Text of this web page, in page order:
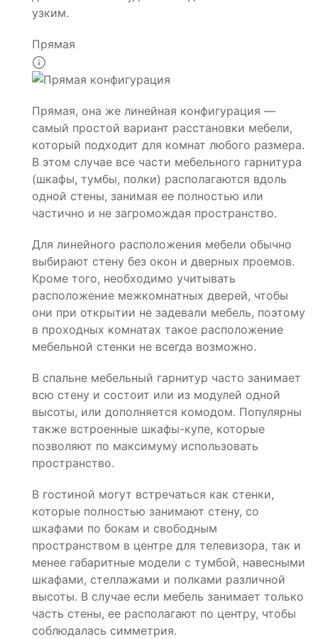
узким.
Прямая
Прямая, она же линейная конфигурация —
самый простой вариант расстановки мебели,
который подходит для комнат любого размера.
В этом случае все части мебельного гарнитура
(шкафы, тумбы, полки) располагаются вдоль
одной стены, занимая ее полностью или
частично и не загромождая пространство.
Для линейного расположения мебели обычно
выбирают стену без окон и дверных проемов.
Кроме того, необходимо учитывать
расположение межкомнатных дверей, чтобы
они при открытии не задевали мебель, поэтому
в проходных комнатах такое расположение
мебельной стенки не всегда возможно.
В спальне мебельный гарнитур часто занимает
всю стену и состоит или из модулей одной
высоты, или дополняется комодом. Популярны
также встроенные шкафы-купе, которые
позволяют по максимуму использовать
пространство.
В гостиной могут встречаться как стенки,
которые полностью занимают стену, со
шкафами по бокам и свободным
пространством в центре для телевизора, так и
менее габаритные модели с тумбой, навесными
шкафами, стеллажами и полками различной
высоты. В случае если мебель занимает только
часть стены, ее располагают по центру, чтобы
соблюдалась симметрия.